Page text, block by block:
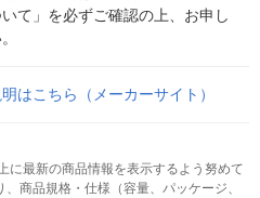
て」を必ずご確認の上、お申し
はこちら（メーカーサイト）
に最新の商品情報を表示するよう努めて
商品規格・仕様（容量、パッケージ、